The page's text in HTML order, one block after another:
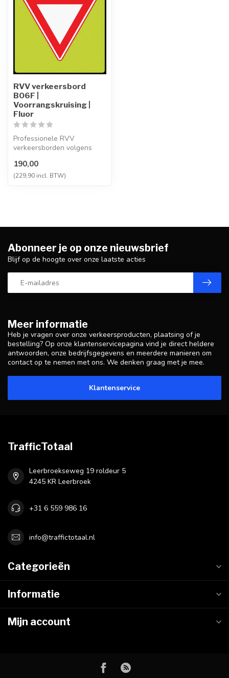
RVV verkeersbord
B06F |
Voorrangskruising |
Fluor
Professionele RVV
verkeersborden volgens
vervaardigd uit hoogwaa...
190,00
(229,90 incl. BTW)
Meer informatie
Heb je vragen over onze verkeersproducten, plaatsing of je
bestelling? Op onze klantenservicepagina vind je direct heldere
antwoorden, onze bedrijfsgegevens en meerdere manieren om
contact op te nemen met ons. We denken graag met je mee.
Klantenservice
Abonneer je op onze nieuwsbrief
Blijf op de hoogte over onze laatste acties
TrafficTotaal
Leerbroekseweg 19 roldeur 5
4245 KR Leerbroek
+31 6 559 986 16
info@traffictotaal.nl
Categorieën
Informatie
Mijn account